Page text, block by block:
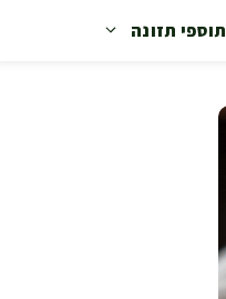
תוספי תזונה